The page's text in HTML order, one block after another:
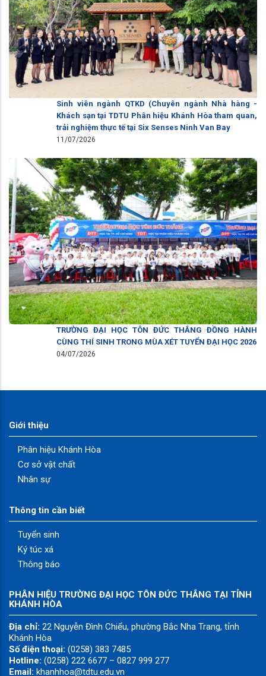
Sinh viên ngành QTKD (Chuyên ngành Nhà hàng -
Khách sạn tại TDTU Phân hiệu Khánh Hòa tham quan,
trải nghiệm thực tế tại Six Senses Ninh Van Bay
11/07/2026
TRƯỜNG ĐẠI HỌC TÔN ĐỨC THẮNG ĐỒNG HÀNH
CÙNG THÍ SINH TRONG MÙA XÉT TUYỂN ĐẠI HỌC 2026
04/07/2026
Giới thiệu
Phân hiệu Khánh Hòa
Cơ sở vật chất
Nhân sự
Thông tin cần biết
Tuyển sinh
Ký túc xá
Thông báo
PHÂN HIỆU TRƯỜNG ĐẠI HỌC TÔN ĐỨC THẮNG TẠI TỈNH
KHÁNH HÒA
Địa chỉ: 22 Nguyễn Đình Chiểu, phường Bắc Nha Trang, tỉnh
Khánh Hòa
Số điện thoại: (0258) 383 7485
Hotline: (0258) 222 6677 – 0827 999 277
Email: khanhhoa@tdtu.edu.vn